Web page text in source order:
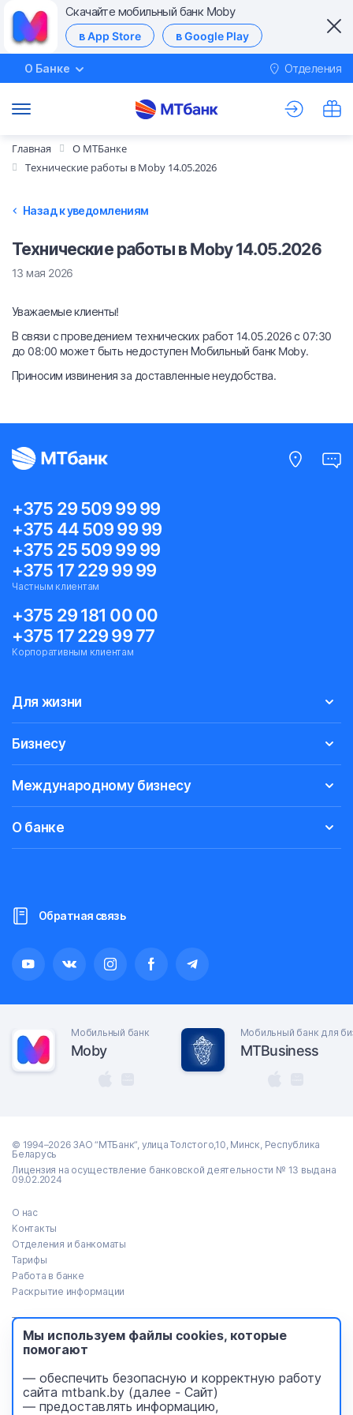
Скачайте мобильный банк Moby
в App Store в Google Play
О Банке Отделения
Главная
О МТБанке
Технические работы в Moby 14.05.2026
Назад к уведомлениям
Технические работы в Moby 14.05.2026
13 мая 2026
Уважаемые клиенты!
В связи с проведением технических работ 14.05.2026 с 07:30
до 08:00 может быть недоступен Мобильный банк Moby.
Приносим извинения за доставленные неудобства.
+375 29 509 99 99
+375 44 509 99 99
+375 25 509 99 99
+375 17 229 99 99
Частным клиентам
+375 29 181 00 00
+375 17 229 99 77
Корпоративным клиентам
Для жизни
Бизнесу
Международному бизнесу
О банке
Обратная связь
Мобильный банк
Moby
Мобильный банк для
MTBusiness
© 1994–2026 ЗАО “МТБанк”, улица Толстого,10, Минск, Республика
Беларусь
Лицензия на осуществление банковской деятельности № 13 выдана
09.02.2024
О нас
Контакты
Отделения и банкоматы
Тарифы
Работа в банке
Раскрытие информации
Тендеры
Реализация имущества
Пресс-центр
Безопасность платежей
Уведомления
Мы используем файлы cookies, которые
помогают
— обеспечить безопасную и корректную работу
сайта mtbank.by (далее - Сайт)
— предоставлять информацию,